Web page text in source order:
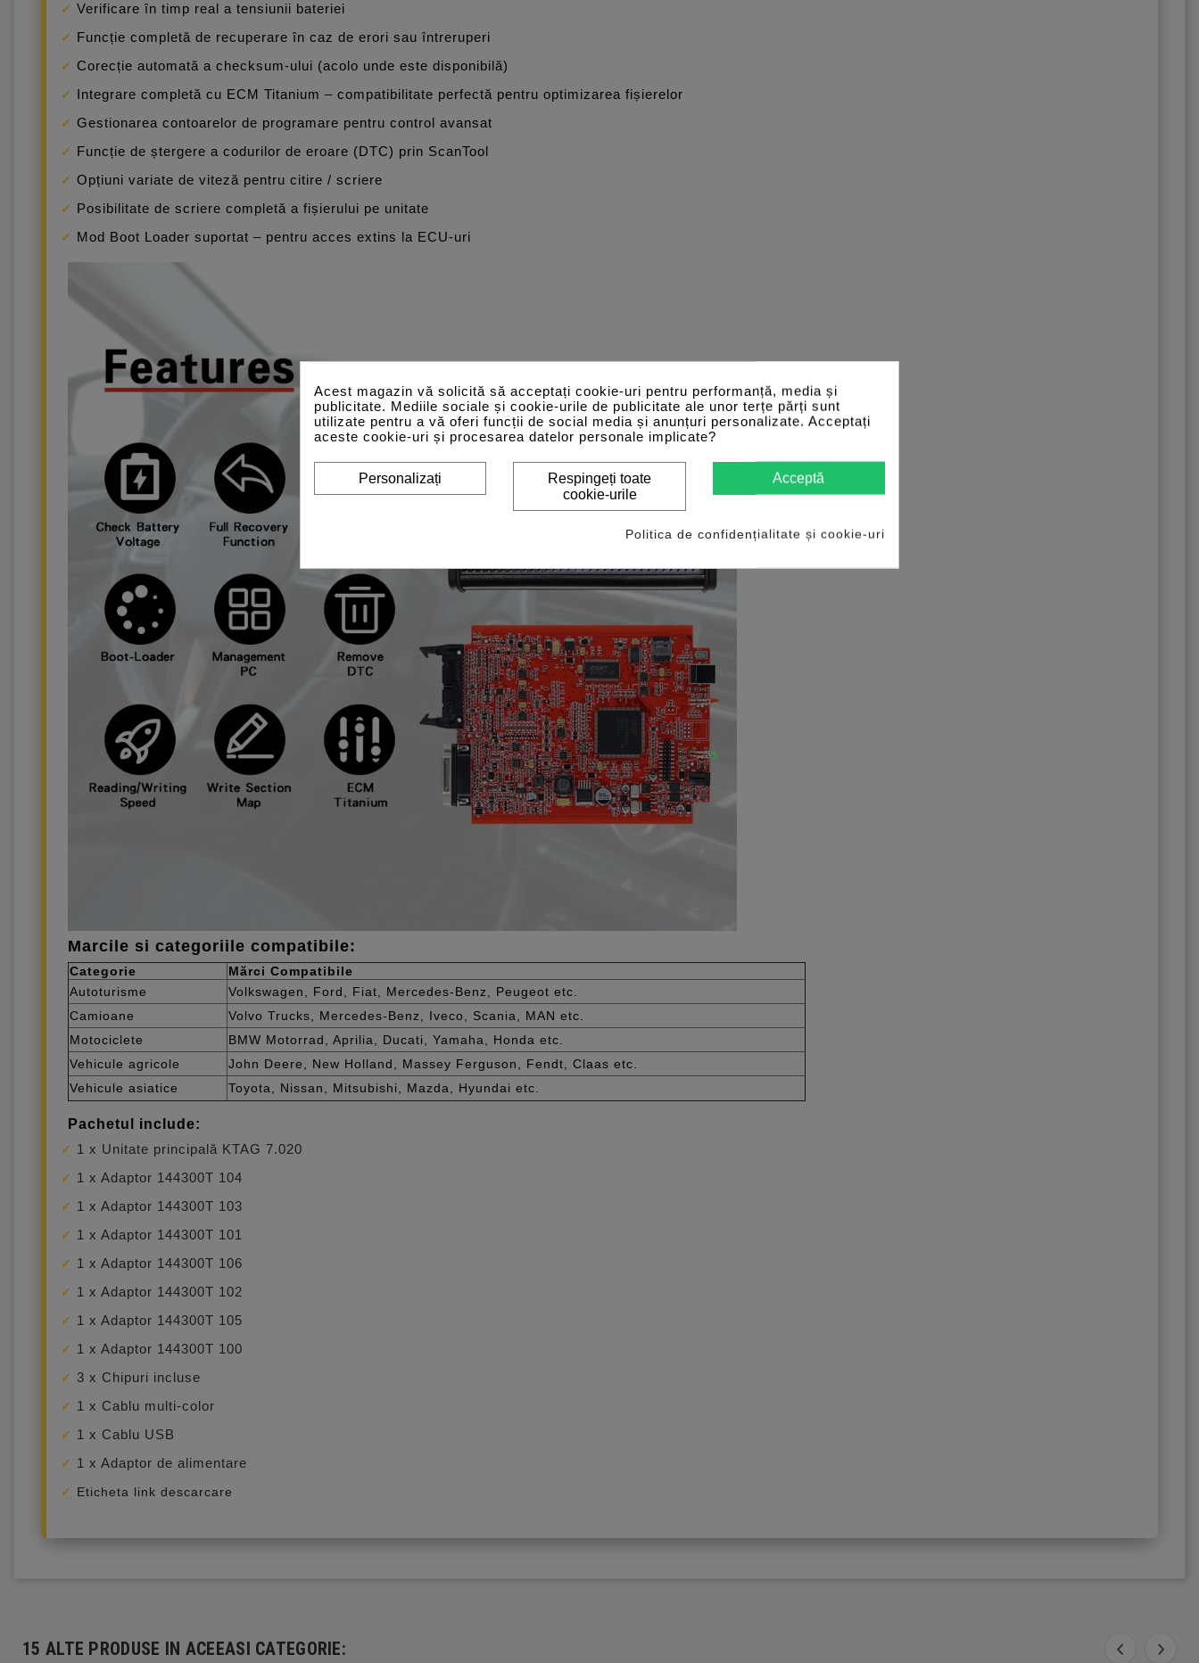
Verificare în timp real a tensiunii bateriei
Funcție completă de recuperare în caz de erori sau întreruperi
Corecție automată a checksum-ului (acolo unde este disponibilă)
Integrare completă cu ECM Titanium – compatibilitate perfectă pentru optimizarea fișierelor
Gestionarea contoarelor de programare pentru control avansat
Funcție de ștergere a codurilor de eroare (DTC) prin ScanTool
Opțiuni variate de viteză pentru citire / scriere
Posibilitate de scriere completă a fișierului pe unitate
Mod Boot Loader suportat – pentru acces extins la ECU-uri
Marcile si categoriile compatibile:
Categorie
Mărci Compatibile
Autoturisme
Volkswagen, Ford, Fiat, Mercedes-Benz, Peugeot etc.
Camioane
Volvo Trucks, Mercedes-Benz, Iveco, Scania, MAN etc.
Motociclete
BMW Motorrad, Aprilia, Ducati, Yamaha, Honda etc.
Vehicule agricole
John Deere, New Holland, Massey Ferguson, Fendt, Claas etc.
Vehicule asiatice
Toyota, Nissan, Mitsubishi, Mazda, Hyundai etc.
Pachetul include:
1 x Unitate principală KTAG 7.020
1 x Adaptor 144300T 104
1 x Adaptor 144300T 103
1 x Adaptor 144300T 101
1 x Adaptor 144300T 106
1 x Adaptor 144300T 102
1 x Adaptor 144300T 105
1 x Adaptor 144300T 100
3 x Chipuri incluse
1 x Cablu multi-color
1 x Cablu USB
1 x Adaptor de alimentare
Eticheta link descarcare
15 ALTE PRODUSE IN ACEEASI CATEGORIE:
Acest magazin vă solicită să acceptați cookie-uri pentru performanță, media și
publicitate. Mediile sociale și cookie-urile de publicitate ale unor terțe părți sunt
utilizate pentru a vă oferi funcții de social media și anunțuri personalizate. Acceptați
aceste cookie-uri și procesarea datelor personale implicate?
Acceptă
Respingeți toate
cookie-urile
Personalizați
Politica de confidențialitate și cookie-uri